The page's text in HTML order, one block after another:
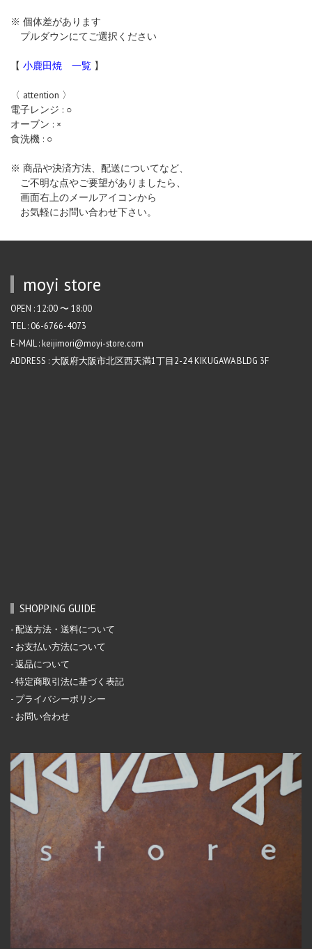
※ 個体差があります
プルダウンにてご選択ください
【 小鹿田焼 一覧 】
〈 attention 〉
電子レンジ : ○
オーブン : ×
食洗機 : ○
※ 商品や決済方法、配送についてなど、
ご不明な点やご要望がありましたら、
画面右上のメールアイコンから
お気軽にお問い合わせ下さい。
moyi store
OPEN : 12:00 〜 18:00
TEL : 06-6766-4073
E-MAIL : keijimori@moyi-store.com
ADDRESS : 大阪府大阪市北区西天満1丁目2-24 KIKUGAWA BLDG 3F
SHOPPING GUIDE
配送方法・送料について
お支払い方法について
返品について
特定商取引法に基づく表記
プライバシーポリシー
お問い合わせ